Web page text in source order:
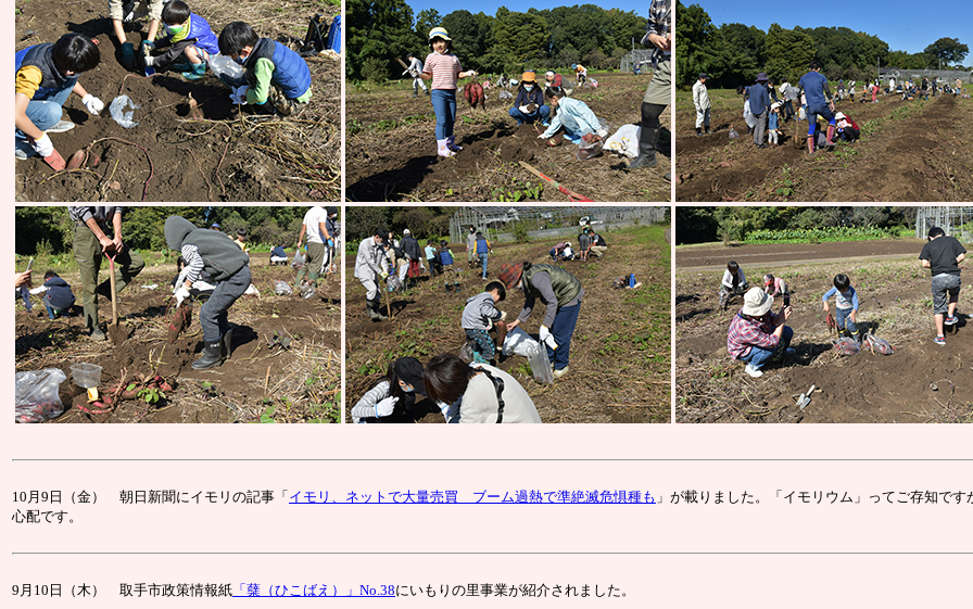
10月9日（金） 朝日新聞にイモリの記事「 イモリ、ネットで大量売買 ブーム過熱で準絶滅危惧種も 」が載りました。「イモリウム」ってご存知です
心配です。
9月10日（木） 取手市政策情報紙 「蘖（ひこばえ）」No.38にいもりの里事業が紹介されました。